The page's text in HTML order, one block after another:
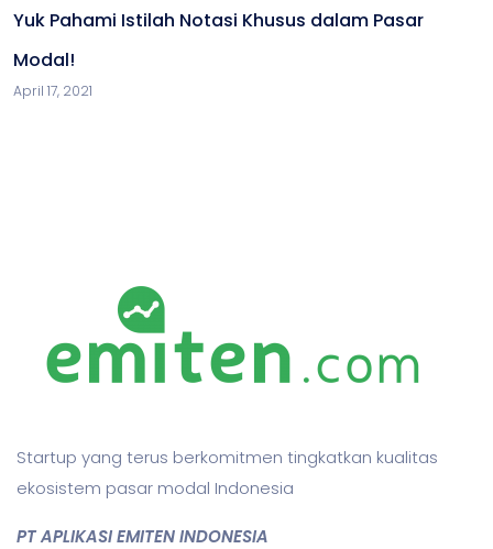
Yuk Pahami Istilah Notasi Khusus dalam Pasar
Modal!
April 17, 2021
Startup yang terus berkomitmen tingkatkan kualitas
ekosistem pasar modal Indonesia
PT APLIKASI EMITEN INDONESIA